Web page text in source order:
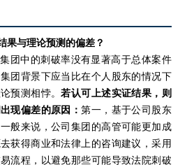
果与理论预测的偏差？
团中的刺破率没有显著高于总体案件
团背景下应当比在个人股东的情况下
预测相悖。若认可上述实证结果，则
现偏差的原因：第一，基于公司股东
般来说，公司集团的高管可能更加成
获得商业和法律上的咨询建议，采用
流程，以避免那些可能导致法院刺破